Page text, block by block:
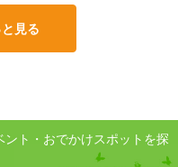
見る
ト・おでかけスポットを探